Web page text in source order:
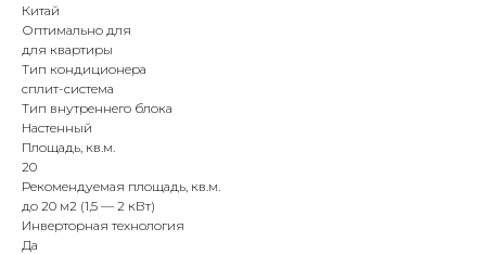
Китай
Оптимально для
для квартиры
Тип кондиционера
сплит-система
Тип внутреннего блока
Настенный
Площадь, кв.м.
20
Рекомендуемая площадь, кв.м.
до 20 м2 (1,5 — 2 кВт)
Инверторная технология
Да